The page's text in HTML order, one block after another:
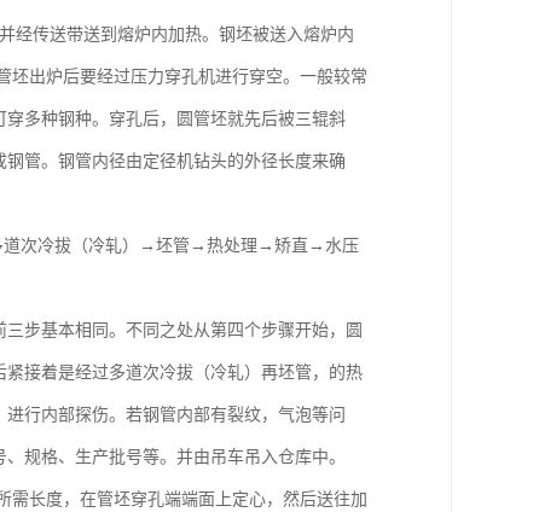
经传送带送到熔炉内加热。钢坯被送入熔炉内
坯出炉后要经过压力穿孔机进行穿空。一般较常
多种钢种。穿孔后，圆管坯就先后被三辊斜
管。钢管内径由定径机钻头的外径长度来确
次冷拔（冷轧）→坯管→热处理→矫直→水压
步基本相同。不同之处从第四个步骤开始，圆
接着是经过多道次冷拔（冷轧）再坯管，的热
行内部探伤。若钢管内部有裂纹，气泡等问
规格、生产批号等。并由吊车吊入仓库中。
需长度，在管坯穿孔端端面上定心，然后送往加